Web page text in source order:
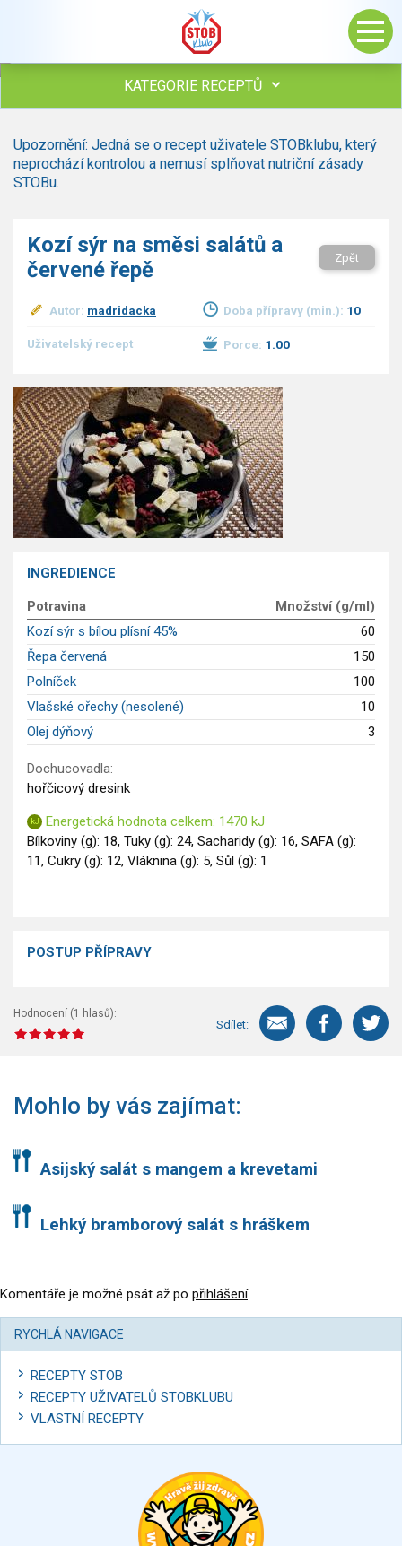
KATEGORIE RECEPTŮ
Polévky
Studená kuchyně
Bezmasé a zeleninové
Saláty
Dezerty
Nápoje
Dětské recepty
GLP-1 recepty
Upozornění: Jedná se o recept uživatele STOBklubu, který
neprochází kontrolou a nemusí splňovat nutriční zásady
STOBu.
Kozí sýr na směsi salátů a
červené řepě
Zpět
Autor: madridacka Doba přípravy (min.): 10
Uživatelský recept Porce: 1.00
INGREDIENCE
Potravina
Množství (g/ml)
Kozí sýr s bílou plísní 45%
60
Řepa červená
150
Polníček
100
Vlašské ořechy (nesolené)
10
Olej dýňový
3
Dochucovadla:
hořčicový dresink
Energetická hodnota celkem: 1470 kJ
Bílkoviny (g): 18, Tuky (g): 24, Sacharidy (g): 16, SAFA (g):
11, Cukry (g): 12, Vláknina (g): 5, Sůl (g): 1
POSTUP PŘÍPRAVY
Hodnocení (1 hlasů):
Sdílet:
Mohlo by vás zajímat:
Asijský salát s mangem a krevetami
Lehký bramborový salát s hráškem
Komentáře je možné psát až po přihlášení.
RYCHLÁ NAVIGACE
RECEPTY STOB
RECEPTY UŽIVATELŮ STOBKLUBU
VLASTNÍ RECEPTY